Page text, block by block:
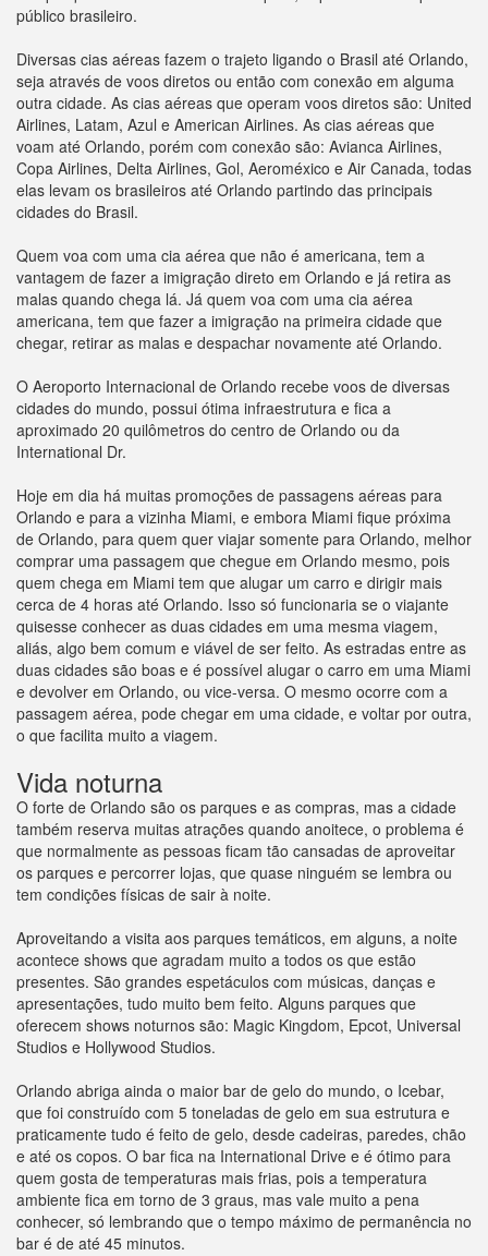
público brasileiro.
Diversas cias aéreas fazem o trajeto ligando o Brasil até Orlando,
seja através de voos diretos ou então com conexão em alguma
outra cidade. As cias aéreas que operam voos diretos são: United
Airlines, Latam, Azul e American Airlines. As cias aéreas que
voam até Orlando, porém com conexão são: Avianca Airlines,
Copa Airlines, Delta Airlines, Gol, Aeroméxico e Air Canada, todas
elas levam os brasileiros até Orlando partindo das principais
cidades do Brasil.
Quem voa com uma cia aérea que não é americana, tem a
vantagem de fazer a imigração direto em Orlando e já retira as
malas quando chega lá. Já quem voa com uma cia aérea
americana, tem que fazer a imigração na primeira cidade que
chegar, retirar as malas e despachar novamente até Orlando.
O Aeroporto Internacional de Orlando recebe voos de diversas
cidades do mundo, possui ótima infraestrutura e fica a
aproximado 20 quilômetros do centro de Orlando ou da
International Dr.
Hoje em dia há muitas promoções de passagens aéreas para
Orlando e para a vizinha Miami, e embora Miami fique próxima
de Orlando, para quem quer viajar somente para Orlando, melhor
comprar uma passagem que chegue em Orlando mesmo, pois
quem chega em Miami tem que alugar um carro e dirigir mais
cerca de 4 horas até Orlando. Isso só funcionaria se o viajante
quisesse conhecer as duas cidades em uma mesma viagem,
aliás, algo bem comum e viável de ser feito. As estradas entre as
duas cidades são boas e é possível alugar o carro em uma Miami
e devolver em Orlando, ou vice-versa. O mesmo ocorre com a
passagem aérea, pode chegar em uma cidade, e voltar por outra,
o que facilita muito a viagem.
Vida noturna
O forte de Orlando são os parques e as compras, mas a cidade
também reserva muitas atrações quando anoitece, o problema é
que normalmente as pessoas ficam tão cansadas de aproveitar
os parques e percorrer lojas, que quase ninguém se lembra ou
tem condições físicas de sair à noite.
Aproveitando a visita aos parques temáticos, em alguns, a noite
acontece shows que agradam muito a todos os que estão
presentes. São grandes espetáculos com músicas, danças e
apresentações, tudo muito bem feito. Alguns parques que
oferecem shows noturnos são: Magic Kingdom, Epcot, Universal
Studios e Hollywood Studios.
Orlando abriga ainda o maior bar de gelo do mundo, o Icebar,
que foi construído com 5 toneladas de gelo em sua estrutura e
praticamente tudo é feito de gelo, desde cadeiras, paredes, chão
e até os copos. O bar fica na International Drive e é ótimo para
quem gosta de temperaturas mais frias, pois a temperatura
ambiente fica em torno de 3 graus, mas vale muito a pena
conhecer, só lembrando que o tempo máximo de permanência no
bar é de até 45 minutos.